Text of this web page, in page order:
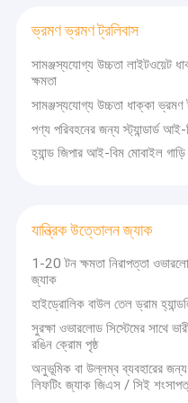
শেভ ব্লক পোলি
হাত চালানোর চূড়া
যান্ত্রিক উত্তোলন জ্যাক
পলিয়েস্টার বেবাল slings
বৈদ্যুতিক এন্টি ভিঞ্চ
ভ্রমণ ভ্রমণ ট্রলিবাস
সামঞ্জস্যযোগ্য উচ্চতা লাইটওয়েট
ক্ষমতা
সামঞ্জস্যযোগ্য উচ্চতা ধাক্কা
পণ্য পরিবহনের জন্য স্ট্যান্ডার্ড
হ্যান্ড জিপার আই-বিম মোবাইল গাড়ি
যান্ত্রিক উত্তোলন জ্যাক
1-20 টন ক্ষমতা নিরাপত্তা
জ্যাক
হাইড্রোলিক বাউল তেল ড্রাম
সুরক্ষা ওভারলোড সিস্টেমের সাথে
রঙিন ক্রোম পৃষ্ঠ
অনুভূমিক বা উল্লম্ব ব্যবহারের জন্য
লিফটিং জ্যাক জিএস / সিই